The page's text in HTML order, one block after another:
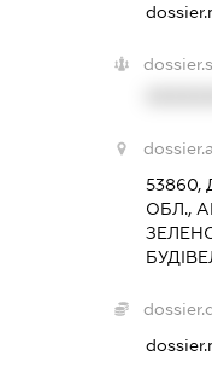
53860,
ОБЛ.,